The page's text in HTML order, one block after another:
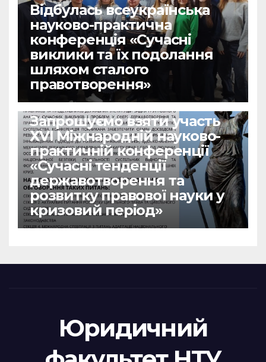
Відбулась всеукраїнська
науково-практична
конференція «Сучасні
виклики та їх подолання
шляхом сталого
правотворення»
Запрошуємо взяти участь
ХVІ Міжнародній науково-
практичній конференції
«Сучасні тенденції
державотворення та
розвитку правової науки у
кризовий період»
Юридичний